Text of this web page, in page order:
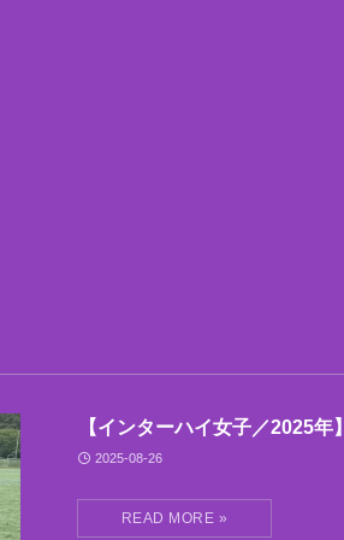
【インターハイ女子／2025年】
2025-08-26